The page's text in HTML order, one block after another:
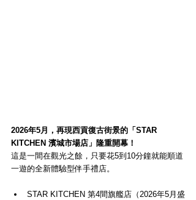
2026年5月，再現西貢復古街景的「STAR
KITCHEN 濱城市場店」隆重開幕！
這是一間在觀光之餘，只要花5到10分鐘就能順道
一遊的全新體驗型伴手禮店。
STAR KITCHEN 第4間旗艦店（2026年5月盛